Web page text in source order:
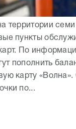
территории
пункты
По
пополнить
карту «Волна».
по...